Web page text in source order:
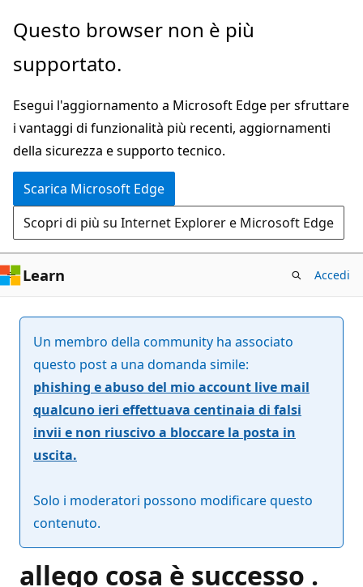
Ignora
passa
contenuto
principale
Questo browser non è più
supportato.
Esegui l'aggiornamento a Microsoft Edge per sfruttare
i vantaggi di funzionalità più recenti, aggiornamenti
della sicurezza e supporto tecnico.
Scarica Microsoft Edge
Scopri di più su Internet Explorer e Microsoft Edge
Learn Accedi
Un membro della community ha associato
questo post a una domanda simile:
phishing e abuso del mio account live mail
qualcuno ieri effettuava centinaia di falsi
invii e non riuscivo a bloccare la posta in
uscita.
Solo i moderatori possono modificare questo
contenuto.
allego cosa è successo .